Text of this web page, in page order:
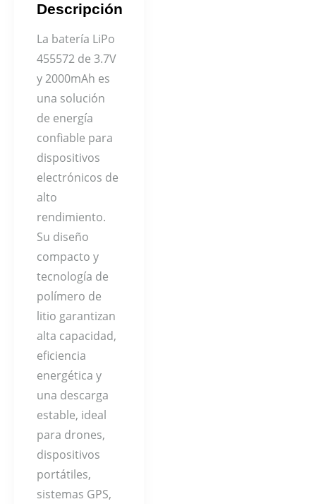
Descripción
La batería LiPo
455572 de 3.7V
y 2000mAh es
una solución
de energía
confiable para
dispositivos
electrónicos de
alto
rendimiento.
Su diseño
compacto y
tecnología de
polímero de
litio garantizan
alta capacidad,
eficiencia
energética y
una descarga
estable, ideal
para drones,
dispositivos
portátiles,
sistemas GPS,